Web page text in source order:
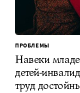
ПРОБЛЕМЫ
Навеки
детей-
труд